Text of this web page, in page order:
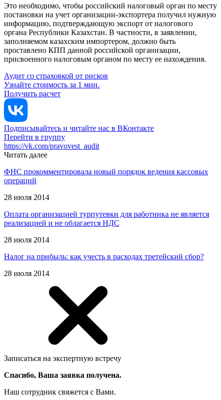
Это необходимо, чтобы российский налоговый орган по месту
постановки на учет организации-экспортера получил нужную
информацию, подтверждающую экспорт от налогового
органа Республики Казахстан. В частности, в заявлении,
заполняемом казахским импортером, должно быть
проставлено КПП данной российской организации,
присвоенного налоговым органом по месту ее нахождения.
Аудит со страховкой от рисков
Узнайте стоимость за 1 мин.
Получить расчет
Подписывайтесь и читайте нас в ВКонтакте
Перейти в группу
https://vk.com/pravovest_audit
Читать далее
ФНС прокомментировала новый порядок ведения кассовых
операций
28 июля 2014
Оплата организацией турпутевки для работника не является
реализацией и не облагается НДС
28 июля 2014
Налог на прибыль: как учесть в расходах третейский сбор?
28 июля 2014
Записаться на экспертную встречу
Спасибо, Ваша заявка получена.
Наш сотрудник свяжется с Вами.